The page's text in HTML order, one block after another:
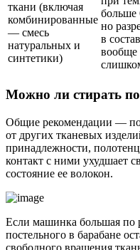
ткани (включая
комбинированные
— смесь
натуральных и
синтетики)
больше
но
в
вообще
Можно ли стирать
Общие рекомендации —
от других тканевых
принадлежности,
контакт с ними ухудшает
состояние ее волокон.
Если машинка большая по
постельного в барабане
свободного вращения